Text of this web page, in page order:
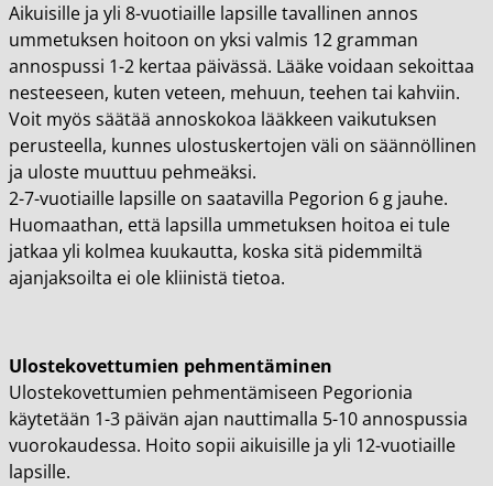
Aikuisille ja yli 8-vuotiaille lapsille tavallinen annos
ummetuksen hoitoon on yksi valmis 12 gramman
annospussi 1-2 kertaa päivässä. Lääke voidaan sekoittaa
nesteeseen, kuten veteen, mehuun, teehen tai kahviin.
Voit myös säätää annoskokoa lääkkeen vaikutuksen
perusteella, kunnes ulostuskertojen väli on säännöllinen
ja uloste muuttuu pehmeäksi.
2-7-vuotiaille lapsille on saatavilla Pegorion 6 g jauhe.
Huomaathan, että lapsilla ummetuksen hoitoa ei tule
jatkaa yli kolmea kuukautta, koska sitä pidemmiltä
ajanjaksoilta ei ole kliinistä tietoa.
Ulostekovettumien pehmentäminen
Ulostekovettumien pehmentämiseen Pegorionia
käytetään 1-3 päivän ajan nauttimalla 5-10 annospussia
vuorokaudessa. Hoito sopii aikuisille ja yli 12-vuotiaille
lapsille.